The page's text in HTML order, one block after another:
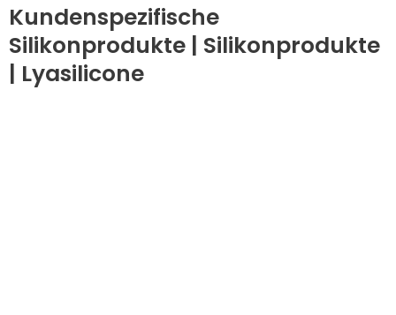
Kundenspezifische
Silikonprodukte | Silikonprodukte
| Lyasilicone